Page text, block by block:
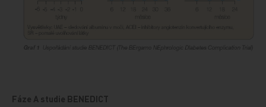
Fáze A studie BENEDICT